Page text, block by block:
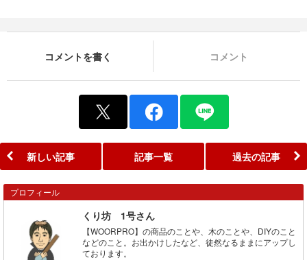
コメントを書く コメント
新しい記事 記事一覧 過去の記事
プロフィール
くり坊 1号さん
【WOORPRO】の商品のことや、木のことや、DIYのこと
などのこと。お出かけしたなど、徒然なるままにアップし
ております。